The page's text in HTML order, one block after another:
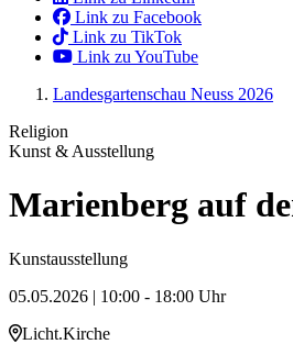
Link zu Facebook
Link zu TikTok
Link zu YouTube
Landesgartenschau Neuss 2026
Religion
Kunst & Ausstellung
Marienberg auf
Kunstausstellung
05.05.2026 | 10:00 - 18:00 Uhr
Licht.Kirche